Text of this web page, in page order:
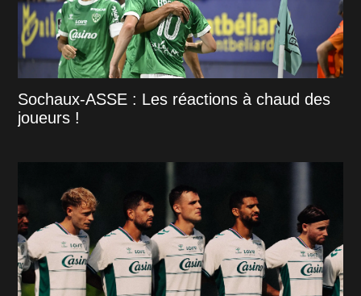
Sochaux-ASSE : Les réactions à chaud des
joueurs !